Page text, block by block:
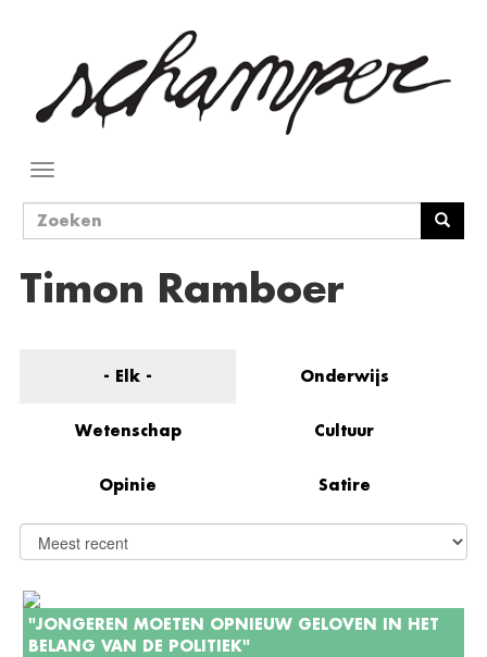
inhoud
Navigatie
Zoekveld
Timon Ramboer
- Elk - Onderwijs
Wetenschap Cultuur
Opinie Satire
"JONGEREN MOETEN OPNIEUW GELOVEN IN HET
BELANG VAN DE POLITIEK"